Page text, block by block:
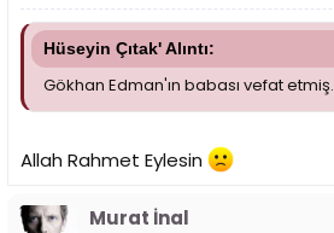
Hüseyin Çıtak' Alıntı:
Gökhan Edman'ın babası vefat etmiş.
Allah Rahmet Eylesin
Murat İnal